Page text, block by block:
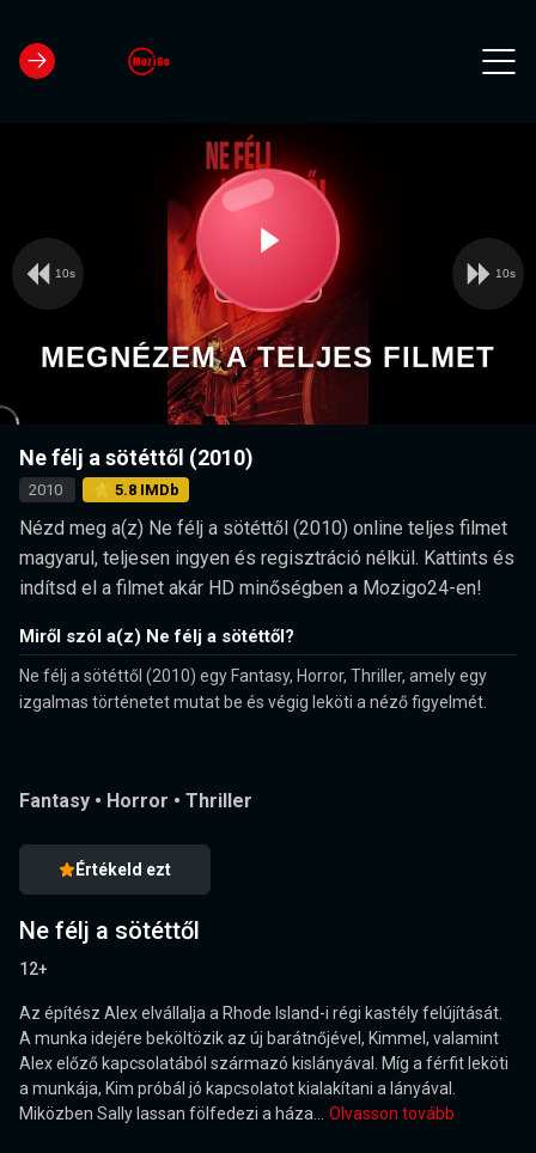
loading.
Play
Video
10s 10s
MEGNÉZEM A TELJES FILMET
Ne félj a sötéttől (2010)
2010 ⭐ 5.8 IMDb
Nézd meg a(z) Ne félj a sötéttől (2010) online teljes filmet
magyarul, teljesen ingyen és regisztráció nélkül. Kattints és
indítsd el a filmet akár HD minőségben a Mozigo24-en!
Miről szól a(z) Ne félj a sötéttől?
Ne félj a sötéttől (2010) egy Fantasy, Horror, Thriller, amely egy
izgalmas történetet mutat be és végig leköti a néző figyelmét.
Fantasy • Horror • Thriller
Értékeld ezt
Ne félj a sötéttől
12+
Az építész Alex elvállalja a Rhode Island-i régi kastély felújítását.
A munka idejére beköltözik az új barátnőjével, Kimmel, valamint
Alex előző kapcsolatából származó kislányával. Míg a férfit leköti
a munkája, Kim próbál jó kapcsolatot kialakítani a lányával.
Miközben Sally lassan fölfedezi a háza... Olvasson tovább